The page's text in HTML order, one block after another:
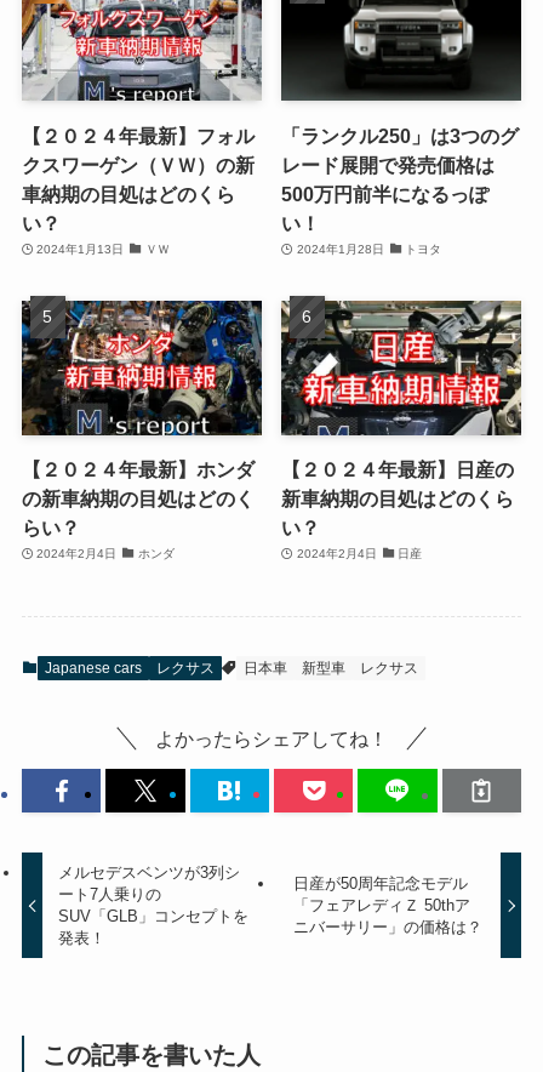
【２０２４年最新】フォル
クスワーゲン（ＶＷ）の新
車納期の目処はどのくら
い？
2024年1月13日 ＶＷ
「ランクル250」は3つのグ
レード展開で発売価格は
500万円前半になるっぽ
い！
2024年1月28日 トヨタ
【２０２４年最新】ホンダ
の新車納期の目処はどのく
らい？
2024年2月4日 ホンダ
【２０２４年最新】日産の
新車納期の目処はどのくら
い？
2024年2月4日 日産
Japanese cars レクサス 日本車 新型車 レクサス
よかったらシェアしてね！
メルセデスベンツが3列シ
ート7人乗りの
SUV「GLB」コンセプトを
発表！
日産が50周年記念モデル
「フェアレディＺ 50thア
ニバーサリー」の価格は？
この記事を書いた人